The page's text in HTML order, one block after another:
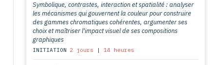
Symbolique, contrastes, interaction et spatialité : analyser
les mécanismes qui gouvernent la couleur pour construire
des gammes chromatiques cohérentes, argumenter ses
choix et maîtriser l'impact visuel de ses compositions
graphiques
INITIATION 2 jours |14 heures